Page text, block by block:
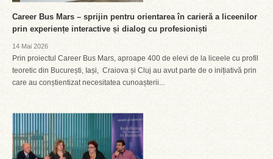
Career Bus Mars – sprijin pentru orientarea în carieră a liceenilor
prin experiențe interactive și dialog cu profesioniști
14 Mai 2026
Prin proiectul Career Bus Mars, aproape 400 de elevi de la liceele cu profil
teoretic din București, Iași, Craiova și Cluj au avut parte de o inițiativă prin
care au conștientizat necesitatea cunoașterii...